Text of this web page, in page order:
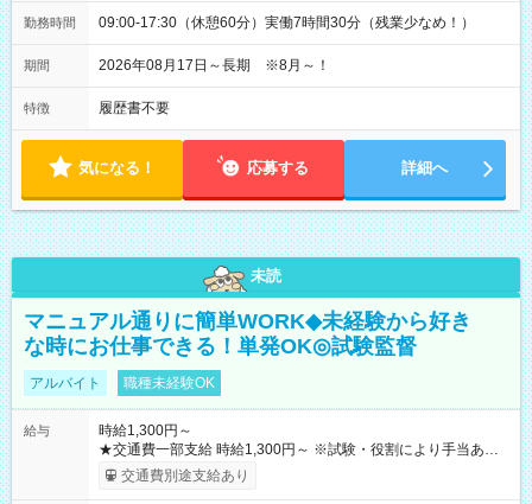
勤務時間 09:00-17:30（休憩60分）実働7時間30分（残業少なめ！）
期間 2026年08月17日～長期 ※8月～！
特徴 履歴書不要
気になる！ 応募する 詳細へ
未読
マニュアル通りに簡単WORK◆未経験から好き
な時にお仕事できる！単発OK◎試験監督
アルバイト 職種未経験OK
給与
時給1,300円～
★交通費一部支給 時給1,300円～ ※試験・役割により手当あり
※勤務回数により昇給あり 【即給（前払い）オプションあ
り！】 希望される場合、勤務から1週間ほどで給与の一部を受け
交通費別途支給あり